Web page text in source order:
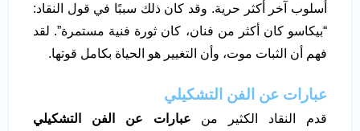
أسلوب آخر أكثر حرية. وقد كان ذلك سببًا في قول النقاد:
“بيكاسو كان أكثر من فنان، كان ثورة فنية مستمرة”. لقد
فهم أن الثبات موت، وأن التغيير هو الحياة بكامل قوتها.
عبارات عن الفن التشكيلي
قدم النقاد الكثير من عبارات عن الفن التشكيلي